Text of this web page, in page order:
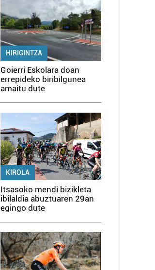
HIRIGINTZA
Goierri Eskolara doan
errepideko biribilgunea
amaitu dute
KIROLA
Itsasoko mendi bizikleta
ibilaldia abuztuaren 29an
egingo dute